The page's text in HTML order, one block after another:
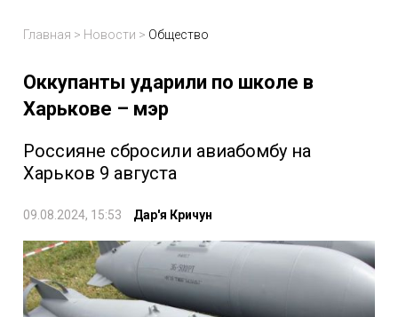
Главная > Новости > Общество
Оккупанты ударили по школе в
Харькове – мэр
Россияне сбросили авиабомбу на
Харьков 9 августа
09.08.2024, 15:53 Дар'я Кричун